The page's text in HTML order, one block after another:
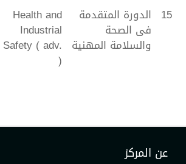
15 الدورة المتقدمة
فى الصحة
والسلامة المهنية
Health and
Industrial
Safety ( adv.
)
عن المركز